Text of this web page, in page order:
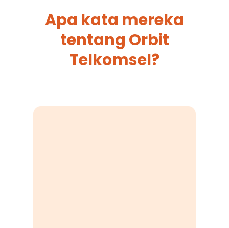
Apa kata mereka
tentang Orbit
Telkomsel?